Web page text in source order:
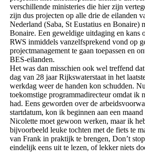
verschillende ministeries die hier zijn
zijn dus projecten op alle drie de eilanden
Nederland (Saba, St Eustatius en Bonaire)
Bonaire. Een geweldige uitdaging en kans
RWS inmiddels vanzelfsprekend vond op
projectmanagement te gaan toepassen en
BES-eilanden.
Het was dan misschien ook wel treffend
dag van 28 jaar Rijkswaterstaat in het
werkdag weer de handen kon schudden.
toekomstige programmadirecteur omdat ik
had. Eens geworden over de
startdatum, kon ik beginnen aan een
Nicolette moet gewoon werken, maar ik
bijvoorbeeld leuke tochten met de fiets te
van Frank in praktijk te brengen, Don’t
eindelijk eens uit te lezen, of lekker niets